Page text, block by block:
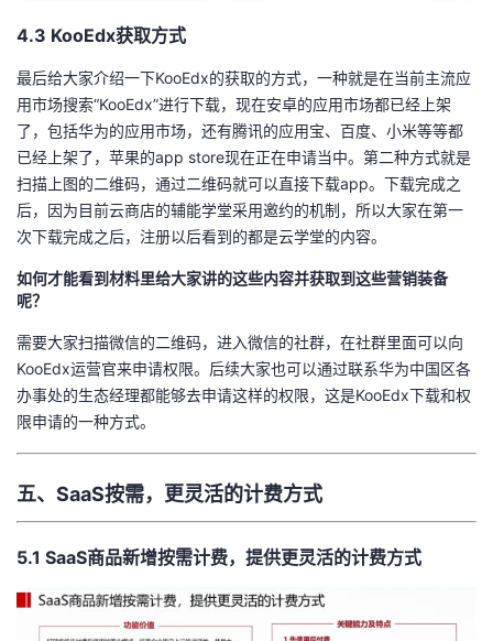
4.3 KooEdx获取方式
最后给大家介绍一下KooEdx的获取的方式，一种就是在当前主流应
用市场搜索“KooEdx”进行下载，现在安卓的应用市场都已经上架
了，包括华为的应用市场，还有腾讯的应用宝、百度、小米等等都
已经上架了，苹果的app store现在正在申请当中。第二种方式就是
扫描上图的二维码，通过二维码就可以直接下载app。下载完成之
后，因为目前云商店的辅能学堂采用邀约的机制，所以大家在第一
次下载完成之后，注册以后看到的都是云学堂的内容。
如何才能看到材料里给大家讲的这些内容并获取到这些营销装备
呢？
需要大家扫描微信的二维码，进入微信的社群，在社群里面可以向
KooEdx运营官来申请权限。后续大家也可以通过联系华为中国区各
办事处的生态经理都能够去申请这样的权限，这是KooEdx下载和权
限申请的一种方式。
五、SaaS按需，更灵活的计费方式
5.1 SaaS商品新增按需计费，提供更灵活的计费方式